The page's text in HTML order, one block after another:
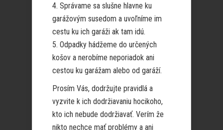
4. Správame sa slušne hlavne ku
garážovým susedom a uvoľníme im
cestu ku ich garáži ak tam idú.
5. Odpadky hádžeme do určených
košov a nerobíme neporiadok ani
cestou ku garážam alebo od garáží.
Prosím Vás, dodržujte pravidlá a
vyzvite k ich dodržiavaniu hocikoho,
kto ich nebude dodržiavať. Verím že
nikto nechce mať problémy a ani